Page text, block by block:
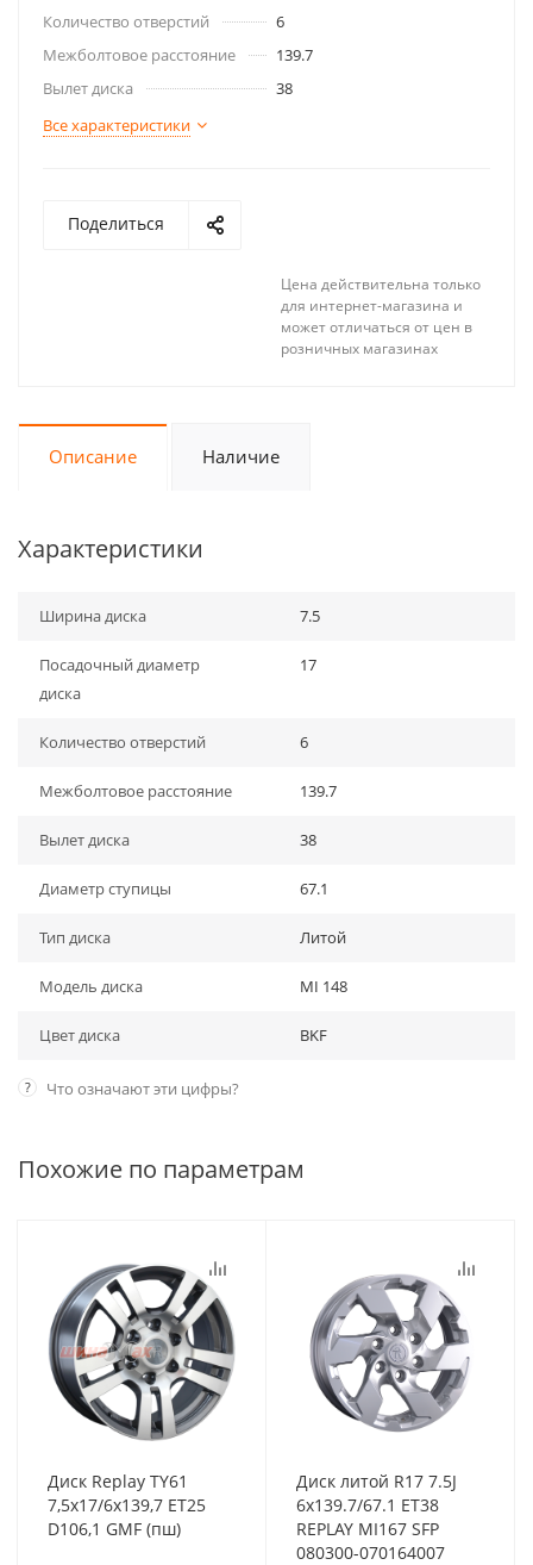
Количество отверстий
6
Межболтовое расстояние
139.7
Вылет диска
38
Все характеристики
Поделиться
Цена действительна только
для интернет-магазина и
может отличаться от цен в
розничных магазинах
Описание Наличие
Характеристики
Ширина диска 7.5
Посадочный диаметр
диска
17
Количество отверстий 6
Межболтовое расстояние 139.7
Вылет диска 38
Диаметр ступицы 67.1
Тип диска Литой
Модель диска MI 148
Цвет диска BKF
? Что означают эти цифры?
Похожие по параметрам
Диск Replay TY61
7,5x17/6x139,7 ET25
D106,1 GMF (пш)
Диск литой R17 7.5J
6x139.7/67.1 ET38
REPLAY MI167 SFP
080300-070164007